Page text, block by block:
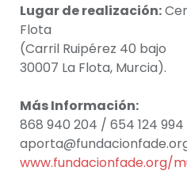
Lugar de realización:
Flota
(Carril Ruipérez 40 bajo
30007 La Flota, Murcia).
Más Información:
868 940 204 / 654 124 994
www.fundacionfade.org/